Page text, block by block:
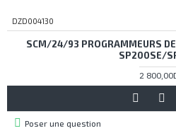
DZD004130
SCM/24/93 PROGRAMMEURS
SP200SE/
2
Poser une question